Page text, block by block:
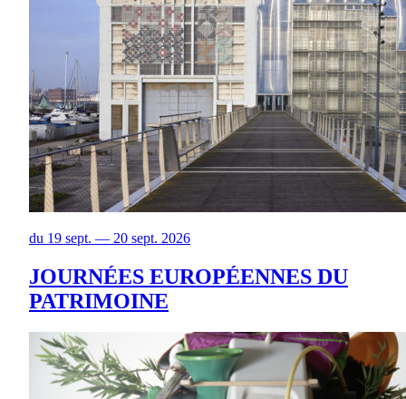
du 19 sept. — 20 sept. 2026
JOURNÉES EUROPÉENNES DU
PATRIMOINE